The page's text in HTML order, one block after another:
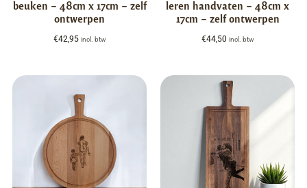
beuken – 48cm x 17cm – zelf
ontwerpen
€42,95 incl. btw
leren handvaten – 48cm x
17cm – zelf ontwerpen
€44,50 incl. btw